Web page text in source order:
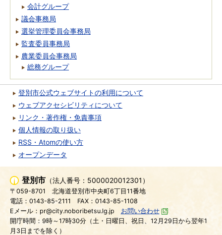
会計グループ
議会事務局
選挙管理委員会事務局
監査委員事務局
農業委員会事務局
総務グループ
登別市公式ウェブサイトの利用について
ウェブアクセシビリティについて
リンク・著作権・免責事項
個人情報の取り扱い
RSS・Atomの使い方
オープンデータ
登別市 （法人番号：5000020012301）
〒059-8701
北海道登別市中央町6丁目11番地
電話：0143-85-2111
FAX：0143-85-1108
Eメール：pr@city.noboribetsu.lg.jp
お問い合わせ
開庁時間：9時～17時30分（土・日曜日、祝日、12月29日から翌年1
月3日までを除く）